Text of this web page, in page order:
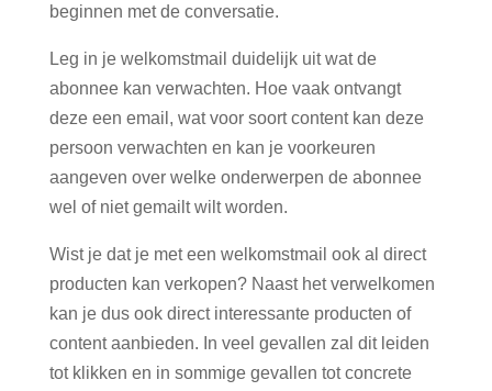
beginnen met de conversatie.
Leg in je welkomstmail duidelijk uit wat de
abonnee kan verwachten. Hoe vaak ontvangt
deze een email, wat voor soort content kan deze
persoon verwachten en kan je voorkeuren
aangeven over welke onderwerpen de abonnee
wel of niet gemailt wilt worden.
Wist je dat je met een welkomstmail ook al direct
producten kan verkopen? Naast het verwelkomen
kan je dus ook direct interessante producten of
content aanbieden. In veel gevallen zal dit leiden
tot klikken en in sommige gevallen tot concrete